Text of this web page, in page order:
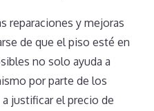
reparaciones y mejoras
de que el piso esté en
no solo ayuda a
por parte de los
justificar el precio de